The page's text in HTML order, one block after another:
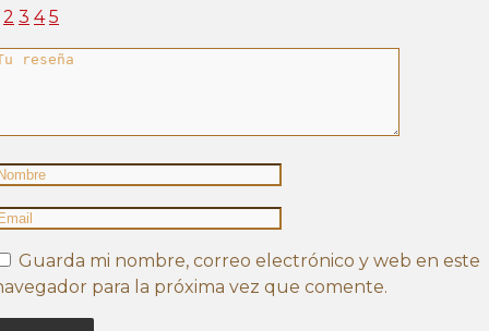
2 3 4 5
Guarda mi nombre, correo electrónico y web en este
para la próxima vez que comente.